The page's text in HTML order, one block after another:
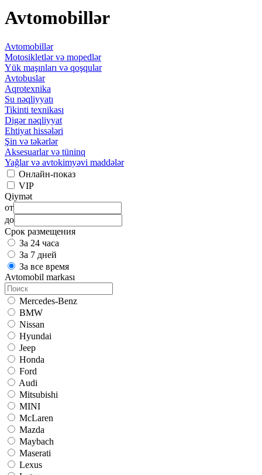
Avtomobillər
Avtomobillər
Motosikletlər və mopedlər
Yük maşınları və qoşqular
Avtobuslar
Aqrotexnika
Su nəqliyyatı
Tikinti texnikası
Digər nəqliyyat
Ehtiyat hissələri
Şin və təkərlər
Aksesuarlar və tüninq
Yağlar və avtokimyəvi maddələr
Онлайн-показ
VIP
Qiymət
от
до
Срок размещения
За 24 часа
За 7 дней
За все время
Avtomobil markası
Mercedes-Benz
BMW
Nissan
Hyundai
Jeep
Honda
Ford
Audi
Mitsubishi
MINI
McLaren
Mazda
Maybach
Maserati
Lexus